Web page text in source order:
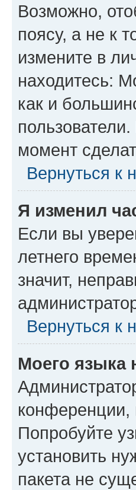
Возможно,
поясу, а не к
измените в
находитесь:
как и
момент
Вернуться к
Я изменил
Если вы
летнего
значит,
Вернуться к
Моего языка
конференции,
Попробуйте
установить
пакета не